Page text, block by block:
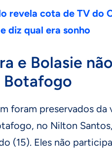
revela cota de TV do
diz qual era sonho
e Bolasie não
Botafogo
foram preservados da
no Nilton
(15). Eles não